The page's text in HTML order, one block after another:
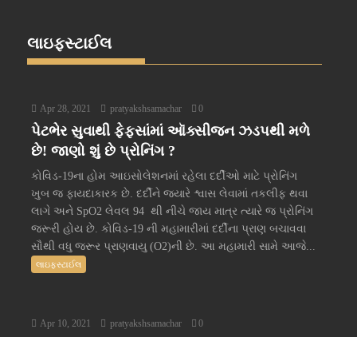
લાઇફસ્ટાઈલ
Apr 28, 2021 pratyakshsamachar 0
પેટભેર સુવાથી ફેફસાંમાં ઑક્સીજન ઝડપથી મળે
છે! જાણો શું છે પ્રોનિંગ ?
કોવિડ-19ના હોમ આઇસોલેશનમાં રહેલા દર્દીઓ માટે પ્રોનિંગ
ખુબ જ ફાયદાકારક છે. દર્દીને જ્યારે શ્વાસ લેવામાં તકલીફ થવા
લાગે અને SpO2 લેવલ 94 થી નીચે જાય માત્ર ત્યારે જ પ્રોનિંગ
જરૂરી હોય છે. કોવિડ-19 ની મહામારીમાં દર્દીના પ્રાણ બચાવવા
સૌથી વધુ જરૂર પ્રાણવાયુ (O2)ની છે. આ મહામારી સામે આજે...
લાઇફસ્ટાઈલ
Apr 10, 2021 pratyakshsamachar 0